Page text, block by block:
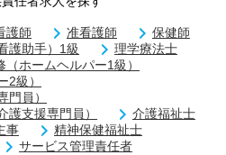
護師 准看護師
保健師
護助手）1級
理学療法士
（ホームヘルパー1級）
2級）
門員）
護支援専門員）
介護福祉士
事
精神保健福祉士
サービス管理責任者